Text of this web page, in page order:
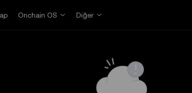
Onchain OS Diğer